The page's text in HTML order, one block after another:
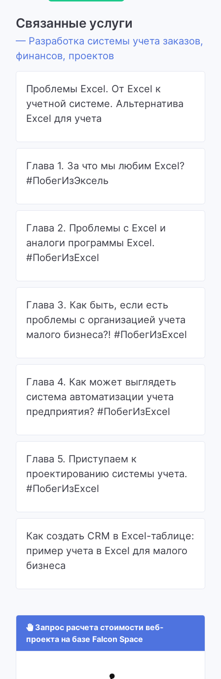
Связанные услуги
— Разработка системы учета заказов,
финансов, проектов
Проблемы Excel. От Excel к
учетной системе. Альтернатива
Excel для учета
Глава 1. За что мы любим Excel?
#ПобегИзЭксель
Глава 2. Проблемы с Excel и
аналоги программы Excel.
#ПобегИзExcel
Глава 3. Как быть, если есть
проблемы с организацией учета
малого бизнеса?! #ПобегИзExcel
Глава 4. Как может выглядеть
система автоматизации учета
предприятия? #ПобегИзExcel
Глава 5. Приступаем к
проектированию системы учета.
#ПобегИзExcel
Как создать CRM в Excel-таблице:
пример учета в Excel для малого
бизнеса
Запрос расчета стоимости веб-
проекта на базе Falcon Space